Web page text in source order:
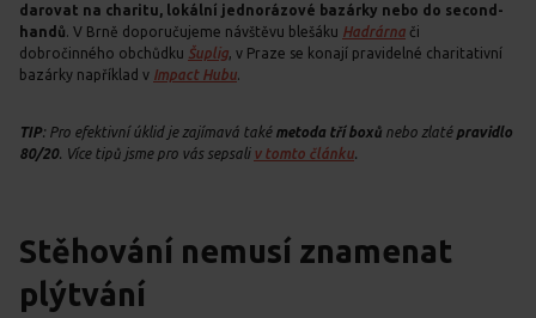
darovat na charitu, lokální jednorázové bazárky nebo do second-
handů . V Brně doporučujeme návštěvu blešáku Hadrárna či
dobročinného obchůdku Šuplig , v Praze se konají pravidelné charitativní
bazárky například v Impact Hubu
TIP: Pro efektivní úklid je zajímavá také metoda tří boxů nebo zlaté pravidlo
80/20. Více tipů jsme pro vás sepsali v tomto článku
Stěhování nemusí znamenat
plýtvání